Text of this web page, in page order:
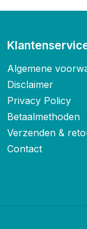
Algemene
Disclaimer
Privacy Policy
Betaalmethoden
Verzenden &
Contact